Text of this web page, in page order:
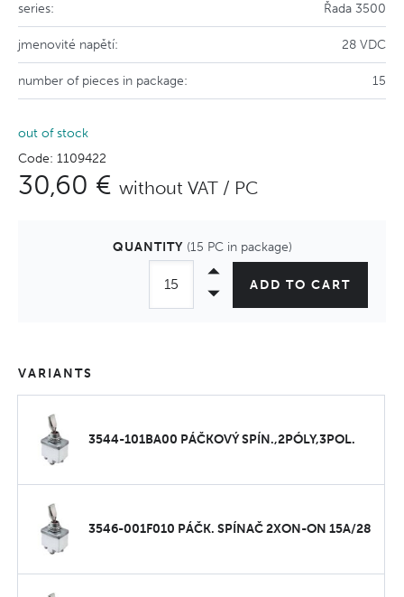
series: Řada 3500
jmenovité napětí: 28 VDC
number of pieces in package: 15
out of stock
Code: 1109422
30,60 € without VAT / PC
QUANTITY (15 PC in package)
ADD TO CART
VARIANTS
3544-101BA00 PÁČKOVÝ SPÍN.,2PÓLY,3POL.
3546-001F010 PÁČK. SPÍNAČ 2XON-ON 15A/28